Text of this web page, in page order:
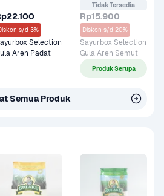
s/d 3%
Selection
Aren Padat
Tidak Tersedia
Rp15.900
Diskon s/d 20%
Sayurbox Selection
Produk Serupa
Semua Produk